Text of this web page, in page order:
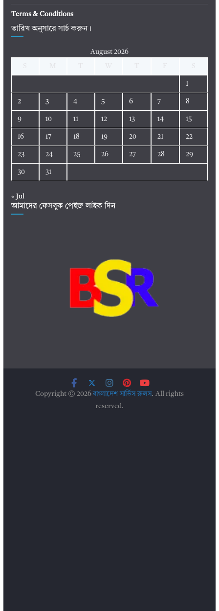
Terms & Conditions
তারিখ অনুসারে সার্চ করুন।
August 2026
1
2 3 4 5 6 7 8
9 10 11 12 13 14 15
16 17 18 19 20 21 22
23 24 25 26 27 28 29
30 31
« Jul
আমাদের ফেসবুক পেইজ লাইক দিন
Copyright © 2026বাংলাদেশ সার্ভিস রুলস. All rights
reserved.